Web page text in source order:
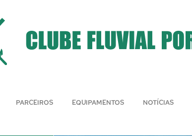
PARCEIROS EQUIPAMENTOS NOTÍCIAS